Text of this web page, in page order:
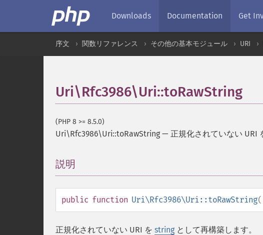
Downloads Documentation Get
序文 関数リファレンス その他の基本モジュール URI
Uri\Rfc3986\Uri::toRawString
(PHP 8 >= 8.5.0)
Uri\Rfc3986\Uri::toRawString — 正規化されていない URI
説明
public function Uri\Rfc3986\Uri::toRawString
正規化されていない URI を string として再構築します。